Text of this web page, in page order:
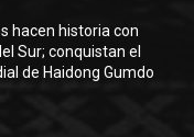
hacen historia con
Sur; conquistan el
de Haidong Gumdo